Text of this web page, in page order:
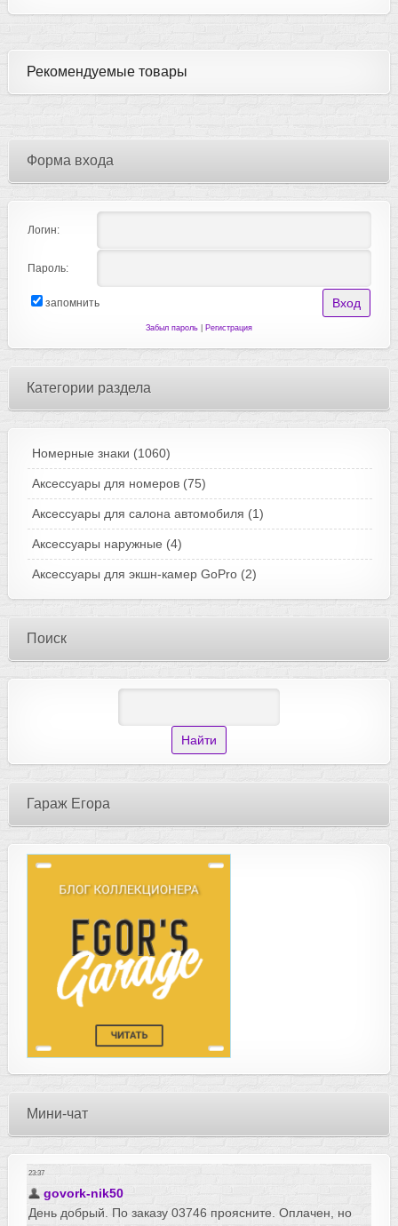
Рекомендуемые товары
Форма входа
Логин:
Пароль:
запомнить
Забыл пароль| Регистрация
Категории раздела
Номерные знаки (1060)
Аксессуары для номеров (75)
Аксессуары для салона автомобиля (1)
Аксессуары наружные (4)
Аксессуары для экшн-камер GoPro (2)
Поиск
Гараж Егора
Мини-чат